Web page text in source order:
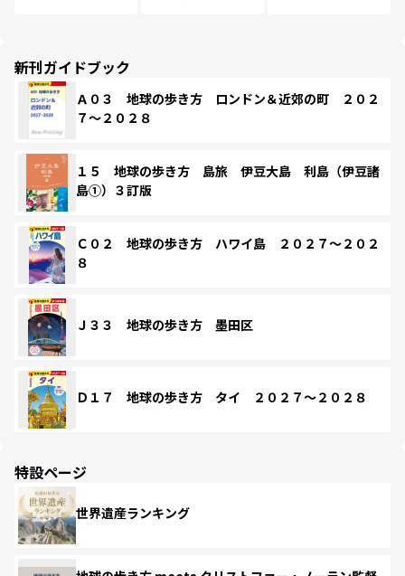
新刊ガイドブック
Ａ０３ 地球の歩き方 ロンドン＆近郊の町 ２０２
７～２０２８
１５ 地球の歩き方 島旅 伊豆大島 利島（伊豆諸
島①）３訂版
Ｃ０２ 地球の歩き方 ハワイ島 ２０２７～２０２
８
Ｊ３３ 地球の歩き方 墨田区
Ｄ１７ 地球の歩き方 タイ ２０２７～２０２８
特設ページ
世界遺産ランキング